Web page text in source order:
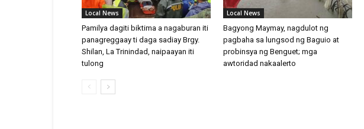
Local News
Pamilya dagiti biktima a nagaburan iti
panagreggaay ti daga sadiay Brgy.
Shilan, La Trinindad, naipaayan iti
tulong
Local News
Bagyong Maymay, nagdulot ng
pagbaha sa lungsod ng Baguio at
probinsya ng Benguet; mga
awtoridad nakaalerto